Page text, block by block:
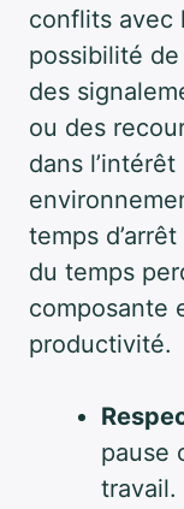
conflits avec
possibilité
des
ou des
dans
temps
du temps
composante
productivité.
pause
travail.